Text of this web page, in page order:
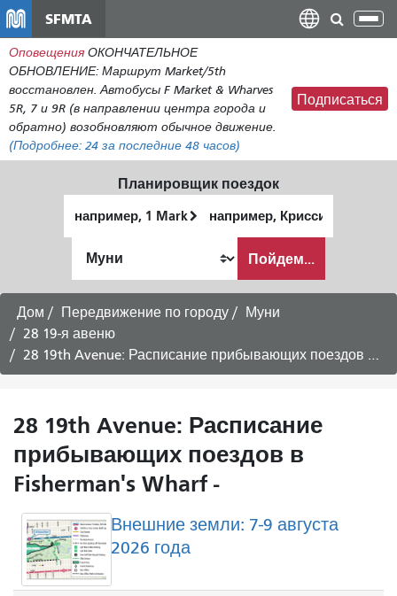
содержанию
SFMTA
Оповещения ОКОНЧАТЕЛЬНОЕ
ОБНОВЛЕНИЕ: Маршрут Market/5th
восстановлен. Автобусы F Market & Wharves
5R, 7 и 9R (в направлении центра города и
обратно) возобновляют обычное движение.
(Подробнее: 24 за последние 48 часов)
Подписаться
Планировщик поездок
местоположение
окончания
хочу
путешествовать
Пойдем...
Дом Передвижение по городу
Муни
28 19-я авеню
28 19th Avenue: Расписание прибывающих поездов в Fisherman's Wharf -
28 19th Avenue: Расписание
прибывающих поездов в
Fisherman's Wharf -
Внешние земли: 7-9 августа
2026 года